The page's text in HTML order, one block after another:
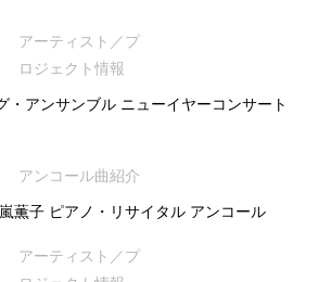
アーティスト／プ
ロジェクト情報
・アンサンブル ニューイヤーコンサート
アンコール曲紹介
薫子 ピアノ・リサイタル アンコール
アーティスト／プ